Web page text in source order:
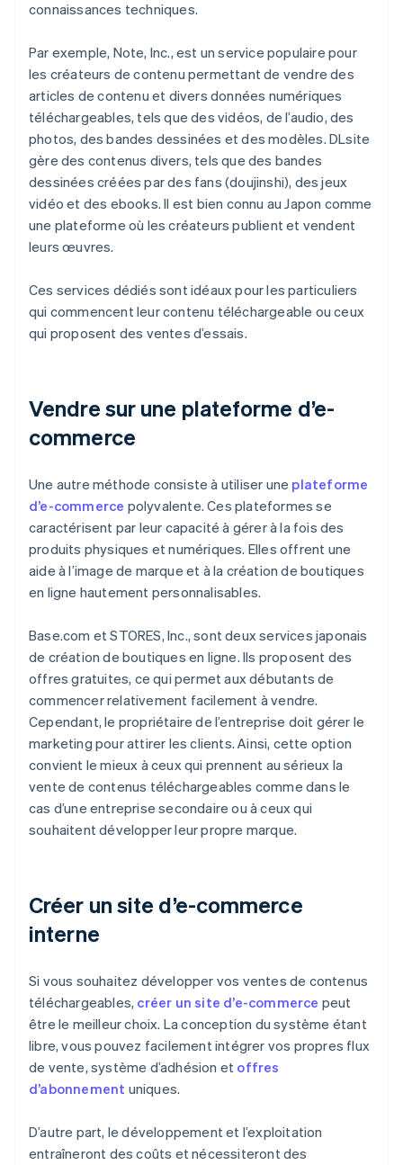
connaissances techniques.
Par exemple, Note, Inc., est un service populaire pour
les créateurs de contenu permettant de vendre des
articles de contenu et divers données numériques
téléchargeables, tels que des vidéos, de l’audio, des
photos, des bandes dessinées et des modèles. DLsite
gère des contenus divers, tels que des bandes
dessinées créées par des fans (doujinshi), des jeux
vidéo et des ebooks. Il est bien connu au Japon comme
une plateforme où les créateurs publient et vendent
leurs œuvres.
Ces services dédiés sont idéaux pour les particuliers
qui commencent leur contenu téléchargeable ou ceux
qui proposent des ventes d’essais.
Vendre sur une plateforme d’e-
commerce
Une autre méthode consiste à utiliser une plateforme
d’e-commerce polyvalente. Ces plateformes se
caractérisent par leur capacité à gérer à la fois des
produits physiques et numériques. Elles offrent une
aide à l’image de marque et à la création de boutiques
en ligne hautement personnalisables.
Base.com et STORES, Inc., sont deux services japonais
de création de boutiques en ligne. Ils proposent des
offres gratuites, ce qui permet aux débutants de
commencer relativement facilement à vendre.
Cependant, le propriétaire de l’entreprise doit gérer le
marketing pour attirer les clients. Ainsi, cette option
convient le mieux à ceux qui prennent au sérieux la
vente de contenus téléchargeables comme dans le
cas d’une entreprise secondaire ou à ceux qui
souhaitent développer leur propre marque.
Créer un site d’e-commerce
interne
Si vous souhaitez développer vos ventes de contenus
téléchargeables, créer un site d’e-commerce peut
être le meilleur choix. La conception du système étant
libre, vous pouvez facilement intégrer vos propres flux
de vente, système d’adhésion et offres
d’abonnement uniques.
D’autre part, le développement et l’exploitation
entraîneront des coûts et nécessiteront des